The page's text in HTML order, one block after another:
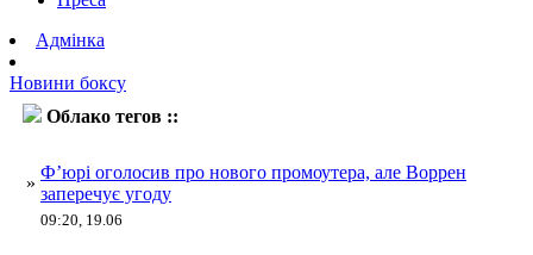
Адмінка
Новини боксу
Облако тегов ::
»
Ф’юрі оголосив про нового промоутера, але Воррен
заперечує угоду
09:20, 19.06